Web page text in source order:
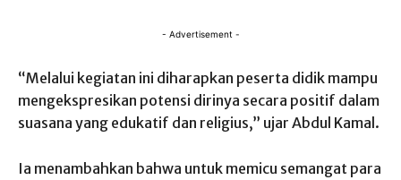
- Advertisement -
“Melalui kegiatan ini diharapkan peserta didik mampu
mengekspresikan potensi dirinya secara positif dalam
suasana yang edukatif dan religius,” ujar Abdul Kamal.
Ia menambahkan bahwa untuk memicu semangat para